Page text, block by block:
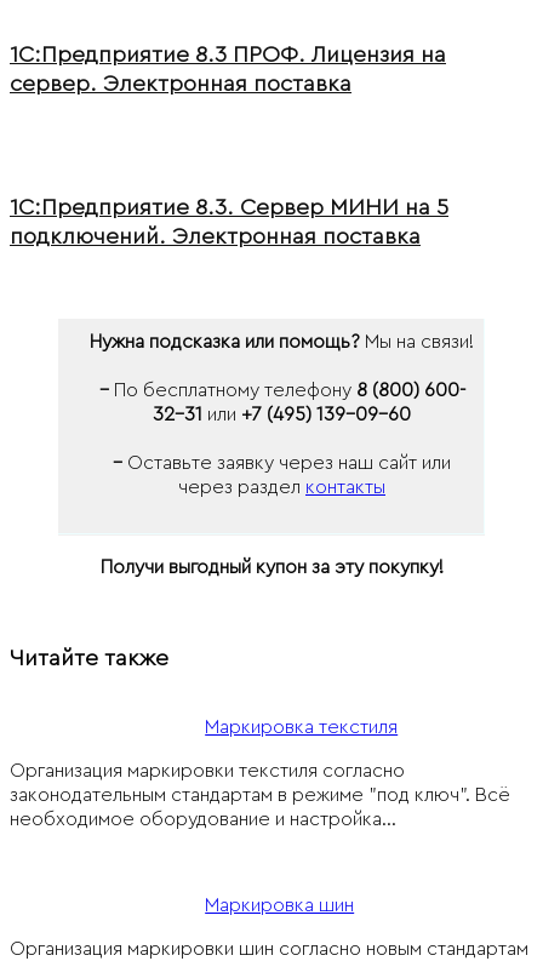
1С:Предприятие 8.3 ПРОФ. Лицензия на
сервер. Электронная поставка
1С:Предприятие 8.3. Сервер МИНИ на 5
подключений. Электронная поставка
Нужна подсказка или помощь? Мы на связи!
– По бесплатному телефону 8 (800) 600-
32-31 или +7 (495) 139-09-60
– Оставьте заявку через наш сайт или
через раздел контакты
Получи выгодный купон за эту покупку!
Читайте также
Маркировка текстиля
Организация маркировки текстиля согласно
законодательным стандартам в режиме "под ключ". Всё
необходимое оборудование и настройка…
Маркировка шин
Организация маркировки шин согласно новым стандартам